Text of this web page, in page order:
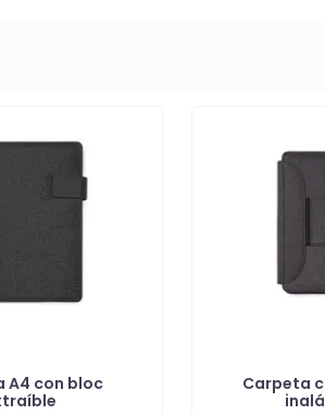
A4 con bloc
Carpeta